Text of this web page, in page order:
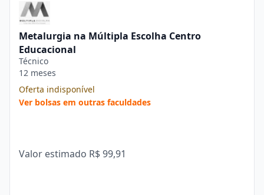
Metalurgia na Múltipla Escolha Centro
Educacional
Técnico
12 meses
Oferta indisponível
Ver bolsas em outras faculdades
Valor estimado R$ 99,91